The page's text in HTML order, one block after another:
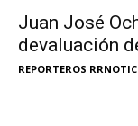
Juan José
devaluación
REPORTEROS